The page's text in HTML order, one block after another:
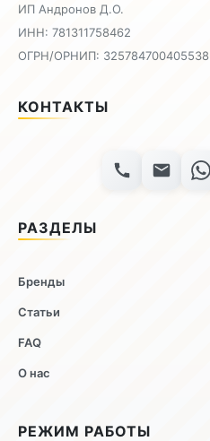
ИП Андронов Д.О.
ИНН: 781311758462
ОГРН/ОРНИП: 325784700405538
КОНТАКТЫ
РАЗДЕЛЫ
Бренды
Статьи
FAQ
О нас
РЕЖИМ РАБОТЫ